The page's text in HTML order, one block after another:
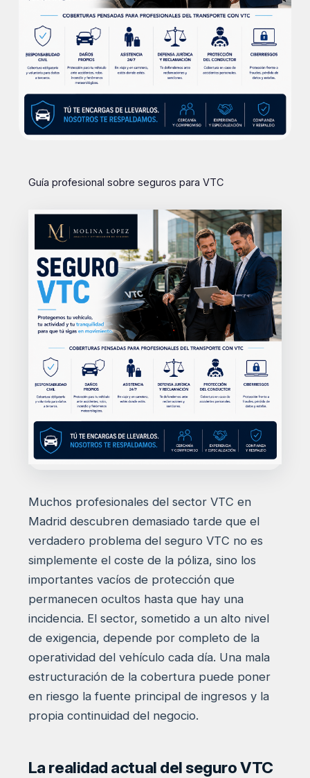
Guía profesional sobre seguros para VTC
Muchos profesionales del sector VTC en
Madrid descubren demasiado tarde que el
verdadero problema del seguro VTC no es
simplemente el coste de la póliza, sino los
importantes vacíos de protección que
permanecen ocultos hasta que hay una
incidencia. El sector, sometido a un alto nivel
de exigencia, depende por completo de la
operatividad del vehículo cada día. Una mala
estructuración de la cobertura puede poner
en riesgo la fuente principal de ingresos y la
propia continuidad del negocio.
La realidad actual del seguro VTC